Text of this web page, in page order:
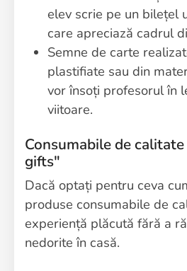
elev scrie pe un bilețel
care apreciază cadrul
Semne de carte
plastifiate sau din
vor însoți profesorul în
viitoare.
Consumabile de
gifts"
Dacă optați pentru ceva
produse consumabile de
experiență plăcută fără a
nedorite în casă.